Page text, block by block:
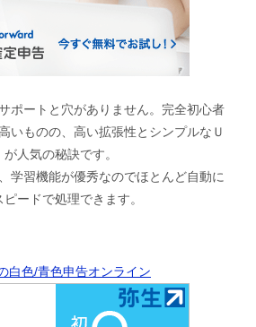
ポートと穴がありません。完全初心者
いものの、高い拡張性とシンプルなＵ
が人気の秘訣です。
学習機能が優秀なのでほとんど自動に
ピードで処理できます。
白色/青色申告オンライン